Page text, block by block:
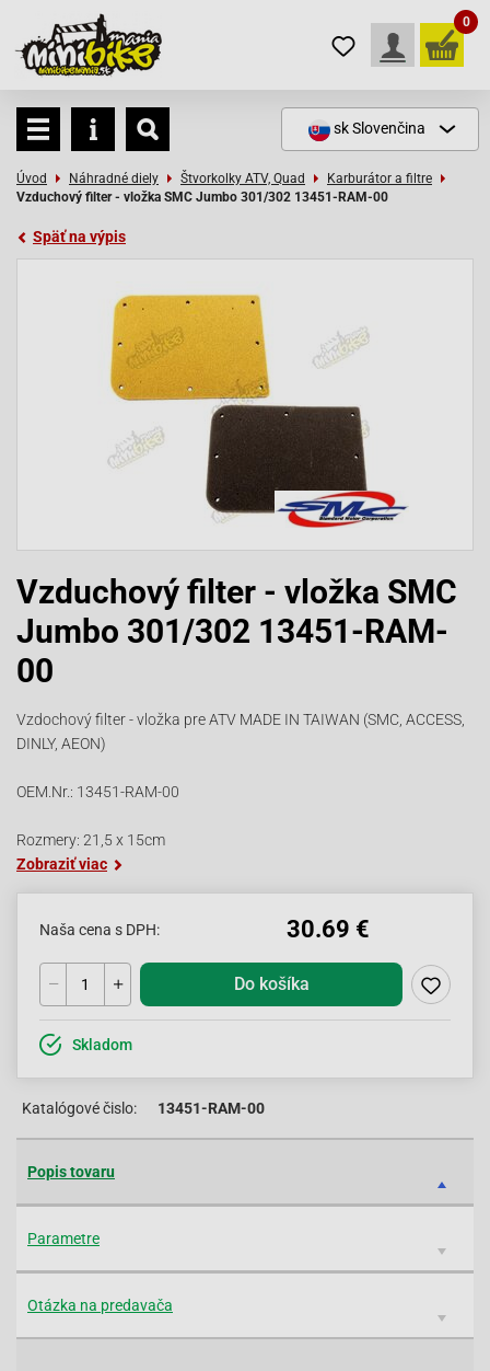
0
skSlovenčina
Úvod Náhradné diely Štvorkolky ATV, Quad
Karburátor a filtre
Vzduchový filter - vložka SMC Jumbo 301/302 13451-RAM-00
Späť na výpis
Vzduchový filter - vložka SMC
Jumbo 301/302 13451-RAM-
00
Vzdochový filter - vložka pre ATV MADE IN TAIWAN (SMC, ACCESS,
DINLY, AEON)
OEM.Nr.: 13451-RAM-00
Rozmery: 21,5 x 15cm
Zobraziť viac
Naša cena s DPH: 30.69 €
Do košíka
Skladom
Katalógové čislo: 13451-RAM-00
Popis tovaru
Parametre
Otázka na predavača